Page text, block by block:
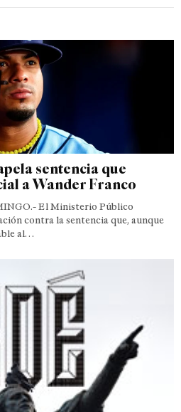
sentencia que
a Wander Franco
El Ministerio Público
contra la sentencia que, aunque
al…